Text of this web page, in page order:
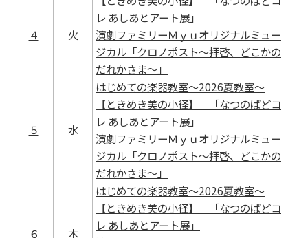
４ 火
レ あしあとアート展」
演劇ファミリーＭｙｕオリジナルミュー
ジカル「クロノポスト～拝啓、どこかの
だれかさま～」
５ 水
はじめての楽器教室～2026夏教室～
【ときめき美の小径】 「なつのばどコ
レ あしあとアート展」
演劇ファミリーＭｙｕオリジナルミュー
ジカル「クロノポスト～拝啓、どこかの
だれかさま～」
６ 木
はじめての楽器教室～2026夏教室～
【ときめき美の小径】 「なつのばどコ
レ あしあとアート展」